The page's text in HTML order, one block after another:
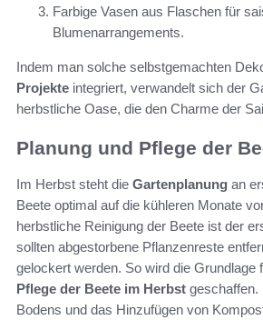
Farbige Vasen aus Flaschen für
Blumenarrangements.
Indem man solche selbstgemachten
Projekte integriert, verwandelt sich der
herbstliche Oase, die den Charme der
Planung und Pflege der
Im Herbst steht die Gartenplanung an
Beete optimal auf die kühleren Monate
herbstliche Reinigung der Beete ist der
sollten abgestorbene Pflanzenreste
gelockert werden. So wird die Grundlage
Pflege der Beete im Herbst geschaffen.
Bodens und das Hinzufügen von